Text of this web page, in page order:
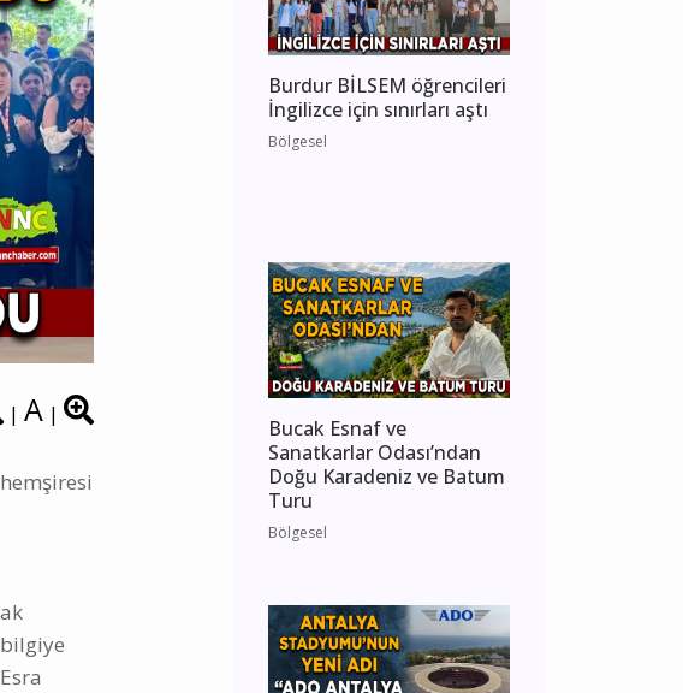
| A|
Burdur BİLSEM öğrencileri
İngilizce için sınırları aştı
Bölgesel
Bucak Esnaf ve
Sanatkarlar Odası’ndan
Doğu Karadeniz ve Batum
Turu
Bölgesel